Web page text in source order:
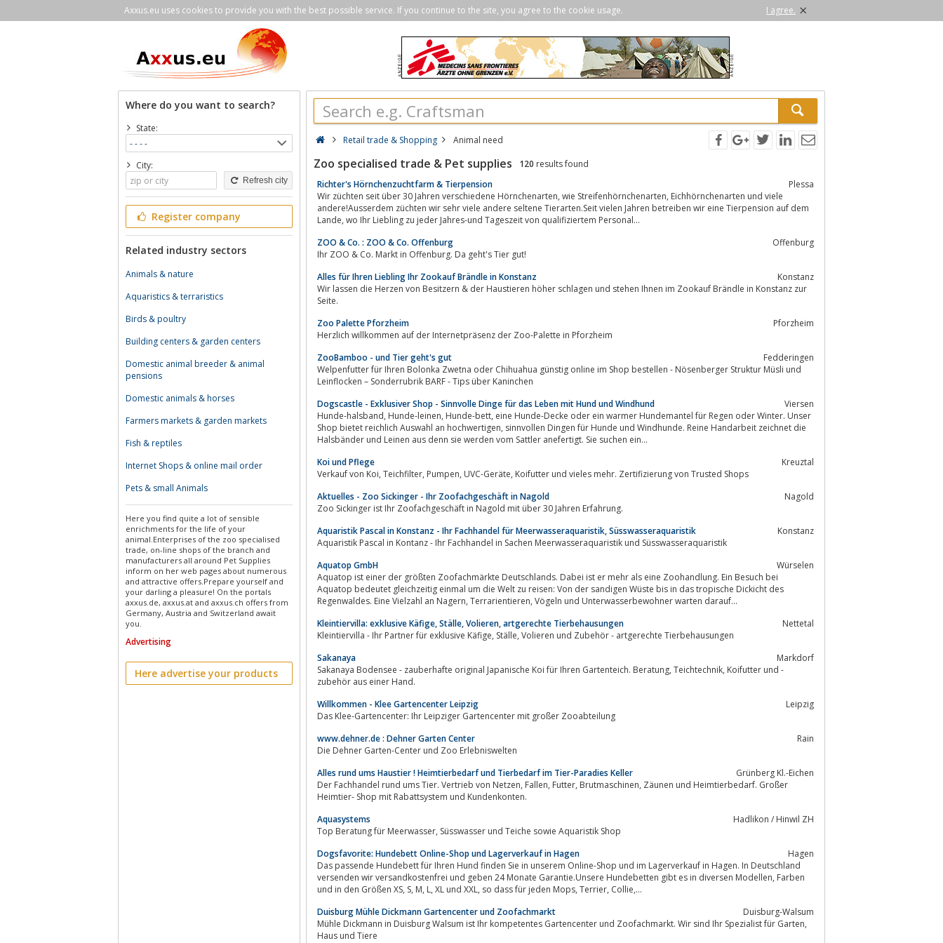
Axxus.eu uses cookies to provide you with the best possible service. If you continue to the site, you agree to the cookie usage. I agree. ×
Where do you want to search?
State:
City:
Refresh city
Register company
Related industry sectors
Animals & nature
Aquaristics & terraristics
Birds & poultry
Building centers & garden centers
Domestic animal breeder & animal
pensions
Domestic animals & horses
Farmers markets & garden markets
Fish & reptiles
Internet Shops & online mail order
Pets & small Animals
Here you find quite a lot of sensible
enrichments for the life of your
animal.Enterprises of the zoo specialised
trade, on-line shops of the branch and
manufacturers all around Pet Supplies
inform on her web pages about numerous
and attractive offers.Prepare yourself and
your darling a pleasure! On the portals
axxus.de, axxus.at and axxus.ch offers from
Germany, Austria and Switzerland await
you.
Advertising
Here advertise your products
Retail trade & Shopping Animal need
Zoo specialised trade & Pet supplies 120 results found
Richter's Hörnchenzuchtfarm & Tierpension
Plessa
Wir züchten seit über 30 Jahren verschiedene Hörnchenarten, wie Streifenhörnchenarten, Eichhörnchenarten und viele
andere!Ausserdem züchten wir sehr viele andere seltene Tierarten.Seit vielen Jahren betreiben wir eine Tierpension auf dem
Lande, wo Ihr Liebling zu jeder Jahres-und Tageszeit von qualifiziertem Personal...
ZOO & Co. : ZOO & Co. Offenburg
Offenburg
Ihr ZOO & Co. Markt in Offenburg. Da geht's Tier gut!
Alles für Ihren Liebling Ihr Zookauf Brändle in Konstanz
Konstanz
Wir lassen die Herzen von Besitzern & der Haustieren höher schlagen und stehen Ihnen im Zookauf Brändle in Konstanz zur
Seite.
Zoo Palette Pforzheim
Pforzheim
Herzlich willkommen auf der Internetpräsenz der Zoo-Palette in Pforzheim
ZooBamboo - und Tier geht's gut
Fedderingen
Welpenfutter für Ihren Bolonka Zwetna oder Chihuahua günstig online im Shop bestellen - Nösenberger Struktur Müsli und
Leinflocken – Sonderrubrik BARF - Tips über Kaninchen
Dogscastle - Exklusiver Shop - Sinnvolle Dinge für das Leben mit Hund und Windhund
Viersen
Hunde-halsband, Hunde-leinen, Hunde-bett, eine Hunde-Decke oder ein warmer Hundemantel für Regen oder Winter. Unser
Shop bietet reichlich Auswahl an hochwertigen, sinnvollen Dingen für Hunde und Windhunde. Reine Handarbeit zeichnet die
Halsbänder und Leinen aus denn sie werden vom Sattler anefertigt. Sie suchen ein...
Koi und Pflege
Kreuztal
Verkauf von Koi, Teichfilter, Pumpen, UVC-Geräte, Koifutter und vieles mehr. Zertifizierung von Trusted Shops
Aktuelles - Zoo Sickinger - Ihr Zoofachgeschäft in Nagold
Nagold
Zoo Sickinger ist Ihr Zoofachgeschäft in Nagold mit über 30 Jahren Erfahrung.
Aquaristik Pascal in Konstanz - Ihr Fachhandel für Meerwasseraquaristik, Süsswasseraquaristik
Konstanz
Aquaristik Pascal in Kontanz - Ihr Fachhandel in Sachen Meerwasseraquaristik und Süsswasseraquaristik
Aquatop GmbH
Würselen
Aquatop ist einer der größten Zoofachmärkte Deutschlands. Dabei ist er mehr als eine Zoohandlung. Ein Besuch bei
Aquatop bedeutet gleichzeitig einmal um die Welt zu reisen: Von der sandigen Wüste bis in das tropische Dickicht des
Regenwaldes. Eine Vielzahl an Nagern, Terrarientieren, Vögeln und Unterwasserbewohner warten darauf...
Kleintiervilla: exklusive Käfige, Ställe, Volieren, artgerechte Tierbehausungen
Nettetal
Kleintiervilla - Ihr Partner für exklusive Käfige, Ställe, Volieren und Zubehör - artgerechte Tierbehausungen
Sakanaya
Markdorf
Sakanaya Bodensee - zauberhafte original Japanische Koi für Ihren Gartenteich. Beratung, Teichtechnik, Koifutter und -
zubehör aus einer Hand.
Willkommen - Klee Gartencenter Leipzig
Leipzig
Das Klee-Gartencenter: Ihr Leipziger Gartencenter mit großer Zooabteilung
www.dehner.de : Dehner Garten Center
Rain
Die Dehner Garten-Center und Zoo Erlebniswelten
Alles rund ums Haustier ! Heimtierbedarf und Tierbedarf im Tier-Paradies Keller
Grünberg Kl.-Eichen
Der Fachhandel rund ums Tier. Vertrieb von Netzen, Fallen, Futter, Brutmaschinen, Zäunen und Heimtierbedarf. Großer
Heimtier- Shop mit Rabattsystem und Kundenkonten.
Aquasystems
Hadlikon / Hinwil ZH
Top Beratung für Meerwasser, Süsswasser und Teiche sowie Aquaristik Shop
Dogsfavorite: Hundebett Online-Shop und Lagerverkauf in Hagen
Hagen
Das passende Hundebett für Ihren Hund finden Sie in unserem Online-Shop und im Lagerverkauf in Hagen. In Deutschland
versenden wir versandkostenfrei und geben 24 Monate Garantie.Unsere Hundebetten gibt es in diversen Modellen, Farben
und in den Größen XS, S, M, L, XL und XXL, so dass für jeden Mops, Terrier, Collie,...
Duisburg Mühle Dickmann Gartencenter und Zoofachmarkt
Duisburg-Walsum
Mühle Dickmann in Duisburg Walsum ist Ihr kompetentes Gartencenter und Zoofachmarkt. Wir sind Ihr Spezialist für Garten,
Haus und Tiere